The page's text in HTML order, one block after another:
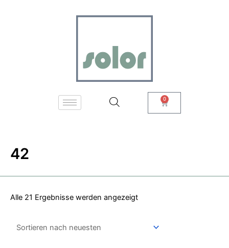
0 Warenkorb
42
Alle 21 Ergebnisse werden angezeigt
neuesten